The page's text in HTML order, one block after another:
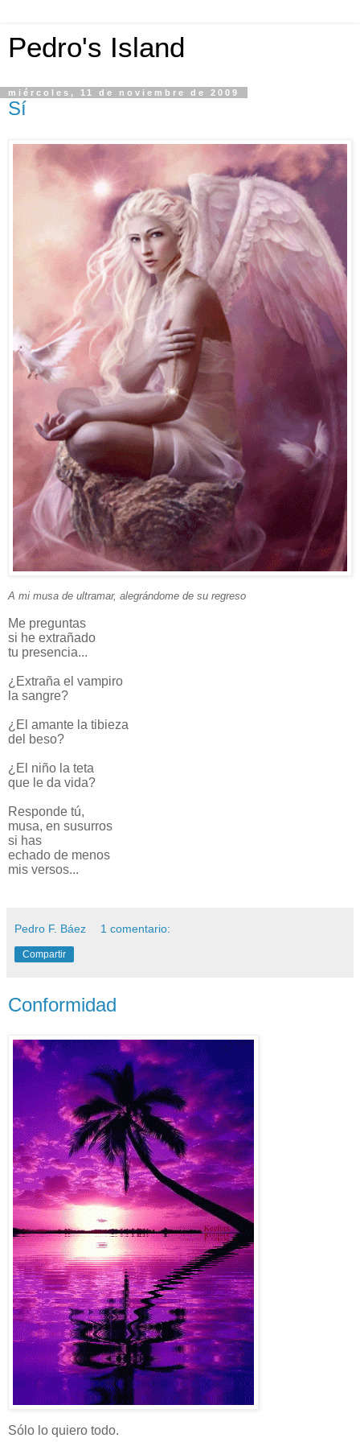
Pedro's Island
miércoles, 11 de noviembre de 2009
Sí
A mi musa de ultramar, alegrándome de su regreso
Me preguntas
si he extrañado
tu presencia...
¿Extraña el vampiro
la sangre?
¿El amante la tibieza
del beso?
¿El niño la teta
que le da vida?
Responde tú,
musa, en susurros
si has
echado de menos
mis versos...
Pedro F. Báez 1 comentario:
Compartir
Conformidad
Sólo lo quiero todo.